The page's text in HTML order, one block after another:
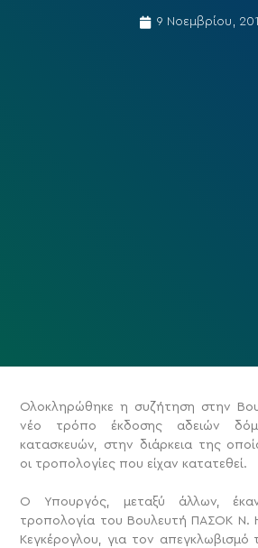
9 Νοεμβρίου,
Ολοκληρώθηκε η συζήτηση στην
νέο τρόπο έκδοσης αδειών
κατασκευών, στην διάρκεια της
οι τροπολογίες που είχαν κατατεθεί.
Ο Υπουργός, μεταξύ άλλων,
τροπολογία του Βουλευτή ΠΑΣΟΚ Ν.
Κεγκέρογλου, για τον απεγκλωβισμό